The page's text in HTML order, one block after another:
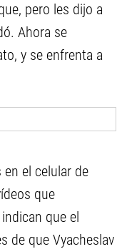
pero les dijo a
Ahora se
y se enfrenta a
el celular de
que
que el
de que Vyacheslav